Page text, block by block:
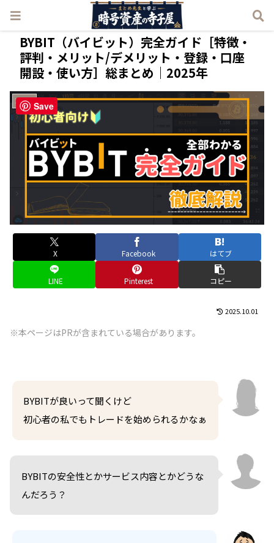
BYBIT（バイビット）完全ガイド［特徴・
評判・メリット/デメリット・登録・口座
開設・使い方］総まとめ｜2025年
取引所
X Facebook はてブ
LINE Pinterest コピー
2025.10.01
※本ページはPRが含まれている場合があります。
BYBITが良いって聞くけど
初心者の私でもトレードを始められるかなぁ
BYBITの安全性とかサービス内容とかどうな
んだろう？
Save